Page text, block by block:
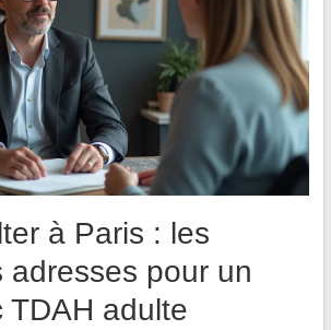
à Paris : les
adresses pour un
TDAH adulte